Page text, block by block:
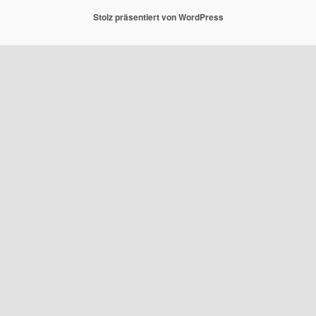
Stolz präsentiert von WordPress